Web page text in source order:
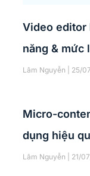
Video editor
năng & mức
Lâm Nguyễn 25/
Micro-
dụng hiệu
Lâm Nguyễn 21/